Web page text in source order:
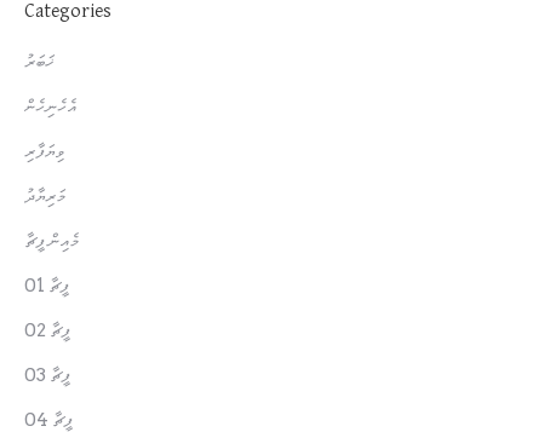
Categories
ޚަބަރު
އެހެނިހެން
ވިޔަފާރި
މަރިޔާދު
މެއިން ފީޗާ
ފީޗާ 01
ފީޗާ 02
ފީޗާ 03
ފީޗާ 04